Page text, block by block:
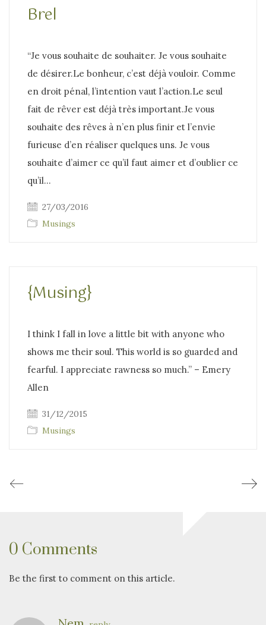
Brel
“Je vous souhaite de souhaiter. Je vous souhaite
de désirer.Le bonheur, c’est déjà vouloir. Comme
en droit pénal, l’intention vaut l’action.Le seul
fait de rêver est déjà très important.Je vous
souhaite des rêves à n’en plus finir et l’envie
furieuse d’en réaliser quelques uns. Je vous
souhaite d’aimer ce qu’il faut aimer et d’oublier ce
qu’il…
27/03/2016
Musings
{Musing}
I think I fall in love a little bit with anyone who
shows me their soul. This world is so guarded and
fearful. I appreciate rawness so much.” – Emery
Allen
31/12/2015
Musings
0 Comments
Be the first to comment on this article.